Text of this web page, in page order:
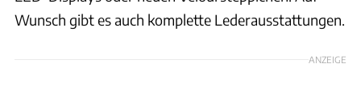
Wunsch gibt es auch komplette Lederausstattungen.
ANZEIGE